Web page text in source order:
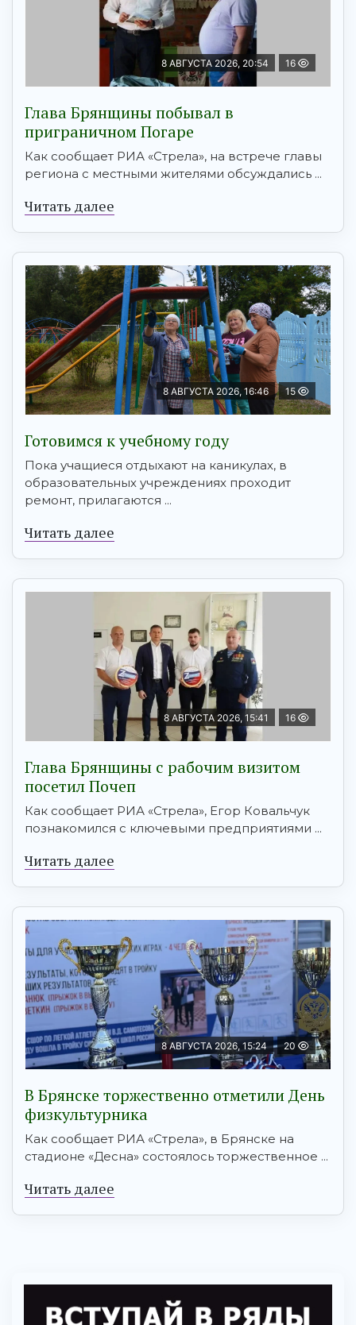
8 АВГУСТА 2026, 20:54 16
Глава Брянщины побывал в
приграничном Погаре
Как сообщает РИА «Стрела», на встрече главы
региона с местными жителями обсуждались ...
Читать далее
8 АВГУСТА 2026, 16:46 15
Готовимся к учебному году
Пока учащиеся отдыхают на каникулах, в
образовательных учреждениях проходит
ремонт, прилагаются ...
Читать далее
8 АВГУСТА 2026, 15:41 16
Глава Брянщины с рабочим визитом
посетил Почеп
Как сообщает РИА «Стрела», Егор Ковальчук
познакомился с ключевыми предприятиями ...
Читать далее
8 АВГУСТА 2026, 15:24 20
В Брянске торжественно отметили День
физкультурника
Как сообщает РИА «Стрела», в Брянске на
стадионе «Десна» состоялось торжественное ...
Читать далее